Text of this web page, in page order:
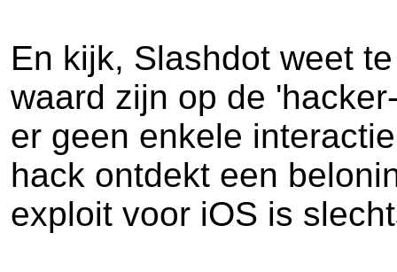
En kijk, Slashdot weet
waard zijn op de
er geen enkele
hack ontdekt een
exploit voor iOS is